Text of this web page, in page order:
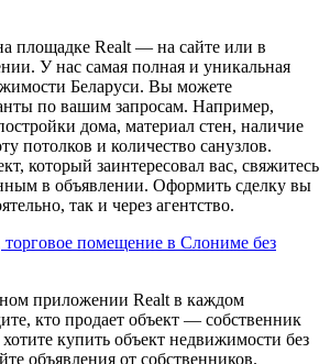
площадке Realt — на сайте или в
У нас самая полная и уникальная
Беларуси. Вы можете
по вашим запросам. Например,
дома, материал стен, наличие
потолков и количество санузлов.
который заинтересовал вас, свяжитесь
в объявлении. Оформить сделку вы
так и через агентство.
торговое помещение в Слониме без
приложении Realt в каждом
кто продает объект — собственник
купить объект недвижимости без
объявления от собственников.